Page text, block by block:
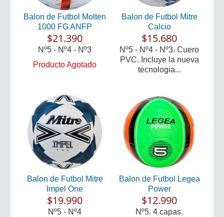
Balon de Futbol Molten
1000 FG ANFP
$21.390
Nº5 - Nº4 - Nº3
Producto Agotado
Balon de Futbol Mitre
Calcio
$15.680
Nº5 - Nº4 - Nº3. Cuero
PVC. Incluye la nueva
tecnologia...
Balon de Futbol Mitre
Impel One
$19.990
Nº5 - Nº4
Balon de Futbol Legea
Power
$12.990
Nº5. 4 capas.